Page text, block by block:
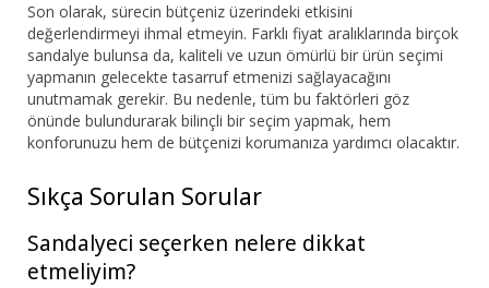
Son olarak, sürecin bütçeniz üzerindeki etkisini
değerlendirmeyi ihmal etmeyin. Farklı fiyat aralıklarında birçok
sandalye bulunsa da, kaliteli ve uzun ömürlü bir ürün seçimi
yapmanın gelecekte tasarruf etmenizi sağlayacağını
unutmamak gerekir. Bu nedenle, tüm bu faktörleri göz
önünde bulundurarak bilinçli bir seçim yapmak, hem
konforunuzu hem de bütçenizi korumanıza yardımcı olacaktır.
Sıkça Sorulan Sorular
Sandalyeci seçerken nelere dikkat
etmeliyim?